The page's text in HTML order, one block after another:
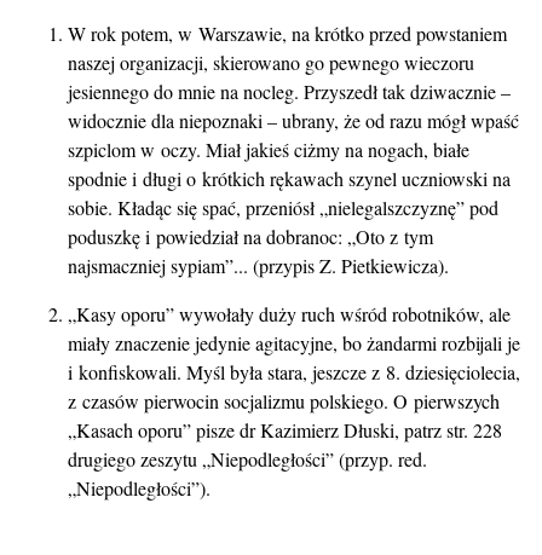
W rok potem, w Warszawie, na krótko przed powstaniem
naszej organizacji, skierowano go pewnego wieczoru
jesiennego do mnie na nocleg. Przyszedł tak dziwacznie –
widocznie dla niepoznaki – ubrany, że od razu mógł wpaść
szpiclom w oczy. Miał jakieś ciżmy na nogach, białe
spodnie i długi o krótkich rękawach szynel uczniowski na
sobie. Kładąc się spać, przeniósł „nielegalszczyznę” pod
poduszkę i powiedział na dobranoc: „Oto z tym
najsmaczniej sypiam”... (przypis Z. Pietkiewicza).
„Kasy oporu” wywołały duży ruch wśród robotników, ale
miały znaczenie jedynie agitacyjne, bo żandarmi rozbijali je
i konfiskowali. Myśl była stara, jeszcze z 8. dziesięciolecia,
z czasów pierwocin socjalizmu polskiego. O pierwszych
„Kasach oporu” pisze dr Kazimierz Dłuski, patrz str. 228
drugiego zeszytu „Niepodległości” (przyp. red.
„Niepodległości”).